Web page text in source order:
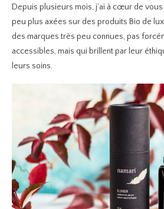
Depuis plusieurs mois, j’ai à cœur de
peu plus axées sur des produits Bio de
des marques très peu connues, pas
accessibles, mais qui brillent par leur
leurs soins.